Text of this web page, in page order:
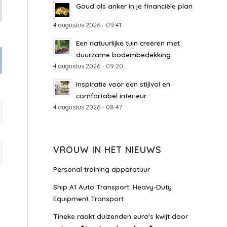
Goud als anker in je financiële plan
4 augustus 2026 - 09:41
Een natuurlijke tuin creëren met
duurzame bodembedekking
4 augustus 2026 - 09:20
Inspiratie voor een stijlvol en
comfortabel interieur
4 augustus 2026 - 08:47
VROUW IN HET NIEUWS
Personal training apparatuur
Ship A1 Auto Transport: Heavy-Duty
Equipment Transport
Tineke raakt duizenden euro's kwijt door